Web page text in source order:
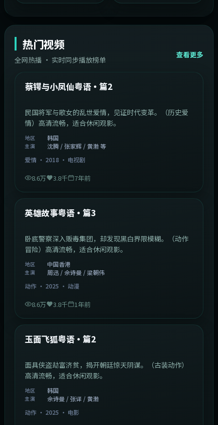
热门视频
全网热播 · 实时同步播放榜单
查看更多
热门
韩国 44:14
蔡锷与小凤仙粤语·篇2
民国将军与歌女的乱世爱情，见证时代变革。（历史爱
情）高清流畅，适合休闲观影。
地区 韩国
主演
沈腾 / 张家辉 / 黄渤 等
爱情· 2018· 电视剧
8.6万 3.8千 7年前
热门
英雄故事粤语·篇3
卧底警察深入贩毒集团，却发现黑白界限模糊。（动作
冒险）高清流畅，适合休闲观影。
地区 中国香港
主演
周迅 / 佘诗曼 / 梁朝伟
动作· 2025 · 动漫
8.6万 3.8千 1年前
热门
玉面飞狐粤语·篇2
面具侠盗劫富济贫，揭开朝廷惊天阴谋。（古装动作）
高清流畅，适合休闲观影。
地区 韩国
主演
佘诗曼 / 张译 / 黄渤
动作· 2025 · 电影